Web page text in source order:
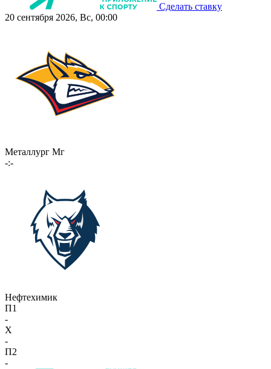
Сделать ставку
20 сентября 2026, Вс, 00:00
Металлург Мг
-:-
Нефтехимик
П1
-
X
-
П2
-